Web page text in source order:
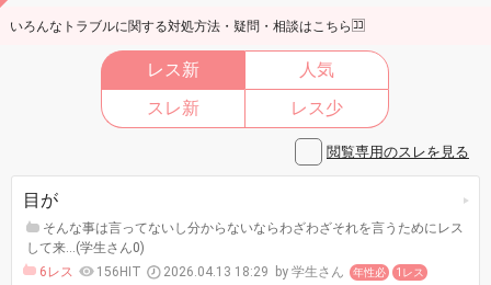
いろんなトラブルに関する対処方法・疑問・相談はこちら🈁
レス新
人気
スレ新
レス少
閲覧専用のスレを見る
目が
そんな事は言ってないし分からないならわざわざそれを言うためにレス
して来…(学生さん0)
6レス
156HIT 2026.04.13 18:29 学生さん 年性必 1レス